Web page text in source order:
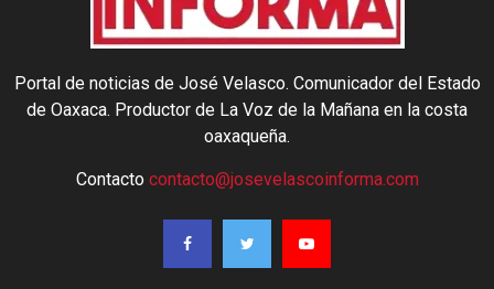
Portal de noticias de José Velasco. Comunicador del Estado
de Oaxaca. Productor de La Voz de la Mañana en la costa
oaxaqueña.
Contacto contacto@josevelascoinforma.com